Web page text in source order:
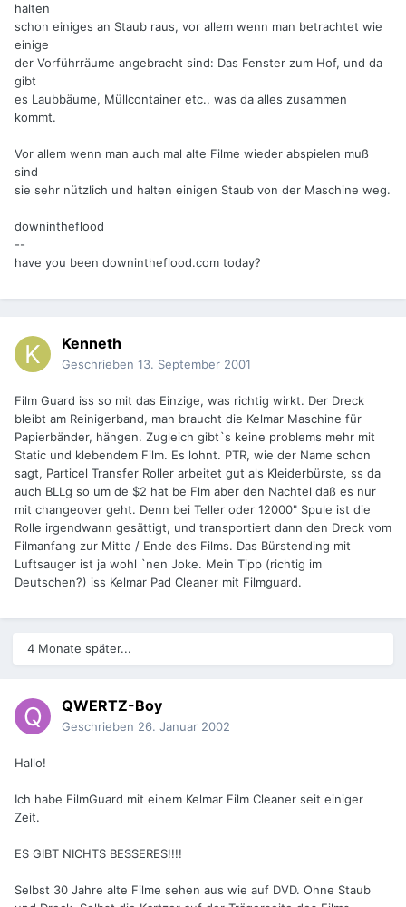
halten
schon einiges an Staub raus, vor allem wenn man betrachtet wie
einige
der Vorführräume angebracht sind: Das Fenster zum Hof, und da
gibt
es Laubbäume, Müllcontainer etc., was da alles zusammen
kommt.
Vor allem wenn man auch mal alte Filme wieder abspielen muß
sind
sie sehr nützlich und halten einigen Staub von der Maschine weg.
downintheflood
--
have you been downintheflood.com today?
Kenneth
Geschrieben 13. September 2001
Film Guard iss so mit das Einzige, was richtig wirkt. Der Dreck
bleibt am Reinigerband, man braucht die Kelmar Maschine für
Papierbänder, hängen. Zugleich gibt`s keine problems mehr mit
Static und klebendem Film. Es lohnt. PTR, wie der Name schon
sagt, Particel Transfer Roller arbeitet gut als Kleiderbürste, ss da
auch BLLg so um de $2 hat be Flm aber den Nachtel daß es nur
mit changeover geht. Denn bei Teller oder 12000" Spule ist die
Rolle irgendwann gesättigt, und transportiert dann den Dreck vom
Filmanfang zur Mitte / Ende des Films. Das Bürstending mit
Luftsauger ist ja wohl `nen Joke. Mein Tipp (richtig im
Deutschen?) iss Kelmar Pad Cleaner mit Filmguard.
4 Monate später...
QWERTZ-Boy
Geschrieben 26. Januar 2002
Hallo!
Ich habe FilmGuard mit einem Kelmar Film Cleaner seit einiger
Zeit.
ES GIBT NICHTS BESSERES!!!!
Selbst 30 Jahre alte Filme sehen aus wie auf DVD. Ohne Staub